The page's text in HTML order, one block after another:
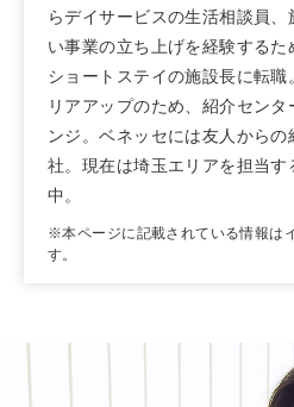
らデイサービスの生活相談員
い事業の立ち上げを経験する
ショートステイの施設長に転
リアアップのため、紹介セン
ンジ。ベネッセには友人からの
社。現在は埼玉エリアを担当
中。
※本ページに記載されている情報は
す。